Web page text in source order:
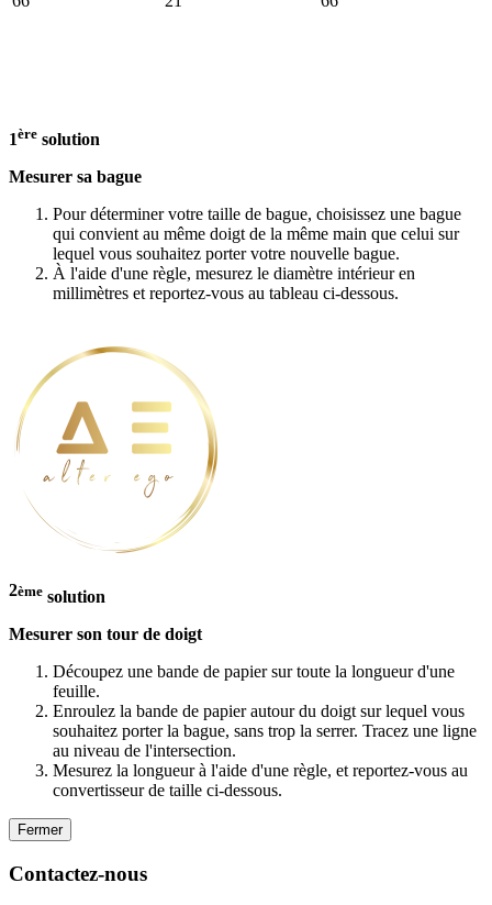
1ère solution
Mesurer sa bague
Pour déterminer votre taille de bague, choisissez une bague
qui convient au même doigt de la même main que celui sur
lequel vous souhaitez porter votre nouvelle bague.
À l'aide d'une règle, mesurez le diamètre intérieur en
millimètres et reportez-vous au tableau ci-dessous.
2ème solution
Mesurer son tour de doigt
Découpez une bande de papier sur toute la longueur d'une
feuille.
Enroulez la bande de papier autour du doigt sur lequel vous
souhaitez porter la bague, sans trop la serrer. Tracez une ligne
au niveau de l'intersection.
Mesurez la longueur à l'aide d'une règle, et reportez-vous au
convertisseur de taille ci-dessous.
Fermer
Contactez-nous